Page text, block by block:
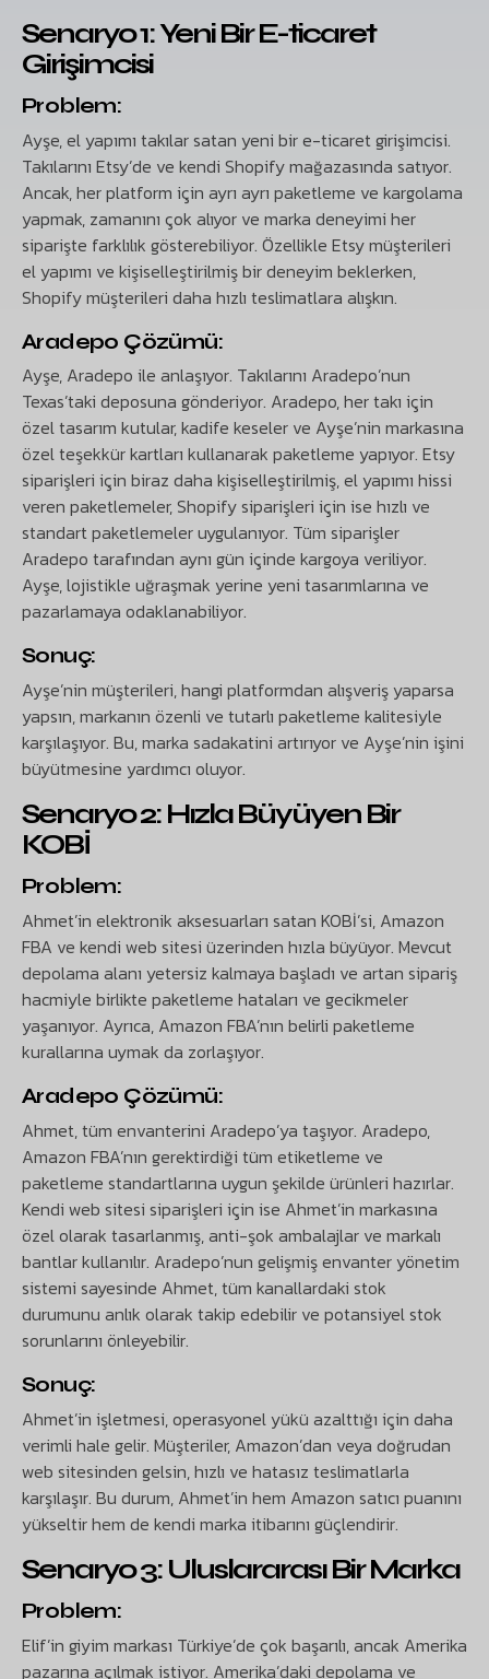
Senaryo 1: Yeni Bir E-ticaret
Girişimcisi
Problem:
Ayşe, el yapımı takılar satan yeni bir e-ticaret girişimcisi.
Takılarını Etsy’de ve kendi Shopify mağazasında satıyor.
Ancak, her platform için ayrı ayrı paketleme ve kargolama
yapmak, zamanını çok alıyor ve marka deneyimi her
siparişte farklılık gösterebiliyor. Özellikle Etsy müşterileri
el yapımı ve kişiselleştirilmiş bir deneyim beklerken,
Shopify müşterileri daha hızlı teslimatlara alışkın.
Aradepo Çözümü:
Ayşe, Aradepo ile anlaşıyor. Takılarını Aradepo’nun
Texas’taki deposuna gönderiyor. Aradepo, her takı için
özel tasarım kutular, kadife keseler ve Ayşe’nin markasına
özel teşekkür kartları kullanarak paketleme yapıyor. Etsy
siparişleri için biraz daha kişiselleştirilmiş, el yapımı hissi
veren paketlemeler, Shopify siparişleri için ise hızlı ve
standart paketlemeler uygulanıyor. Tüm siparişler
Aradepo tarafından aynı gün içinde kargoya veriliyor.
Ayşe, lojistikle uğraşmak yerine yeni tasarımlarına ve
pazarlamaya odaklanabiliyor.
Sonuç:
Ayşe’nin müşterileri, hangi platformdan alışveriş yaparsa
yapsın, markanın özenli ve tutarlı paketleme kalitesiyle
karşılaşıyor. Bu, marka sadakatini artırıyor ve Ayşe’nin işini
büyütmesine yardımcı oluyor.
Senaryo 2: Hızla Büyüyen Bir
KOBİ
Problem:
Ahmet’in elektronik aksesuarları satan KOBİ’si, Amazon
FBA ve kendi web sitesi üzerinden hızla büyüyor. Mevcut
depolama alanı yetersiz kalmaya başladı ve artan sipariş
hacmiyle birlikte paketleme hataları ve gecikmeler
yaşanıyor. Ayrıca, Amazon FBA’nın belirli paketleme
kurallarına uymak da zorlaşıyor.
Aradepo Çözümü:
Ahmet, tüm envanterini Aradepo’ya taşıyor. Aradepo,
Amazon FBA’nın gerektirdiği tüm etiketleme ve
paketleme standartlarına uygun şekilde ürünleri hazırlar.
Kendi web sitesi siparişleri için ise Ahmet’in markasına
özel olarak tasarlanmış, anti-şok ambalajlar ve markalı
bantlar kullanılır. Aradepo’nun gelişmiş envanter yönetim
sistemi sayesinde Ahmet, tüm kanallardaki stok
durumunu anlık olarak takip edebilir ve potansiyel stok
sorunlarını önleyebilir.
Sonuç:
Ahmet’in işletmesi, operasyonel yükü azalttığı için daha
verimli hale gelir. Müşteriler, Amazon’dan veya doğrudan
web sitesinden gelsin, hızlı ve hatasız teslimatlarla
karşılaşır. Bu durum, Ahmet’in hem Amazon satıcı puanını
yükseltir hem de kendi marka itibarını güçlendirir.
Senaryo 3: Uluslararası Bir Marka
Problem:
Elif’in giyim markası Türkiye’de çok başarılı, ancak Amerika
pazarına açılmak istiyor. Amerika’daki depolama ve